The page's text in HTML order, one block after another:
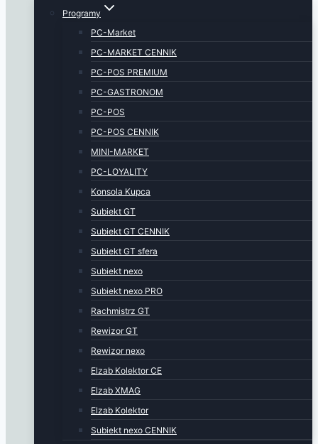
Programy
PC-Market
PC-MARKET CENNIK
PC-POS PREMIUM
PC-GASTRONOM
PC-POS
PC-POS CENNIK
MINI-MARKET
PC-LOYALITY
Konsola Kupca
Subiekt GT
Subiekt GT CENNIK
Subiekt GT sfera
Subiekt nexo
Subiekt nexo PRO
Rachmistrz GT
Rewizor GT
Rewizor nexo
Elzab Kolektor CE
Elzab XMAG
Elzab Kolektor
Subiekt nexo CENNIK